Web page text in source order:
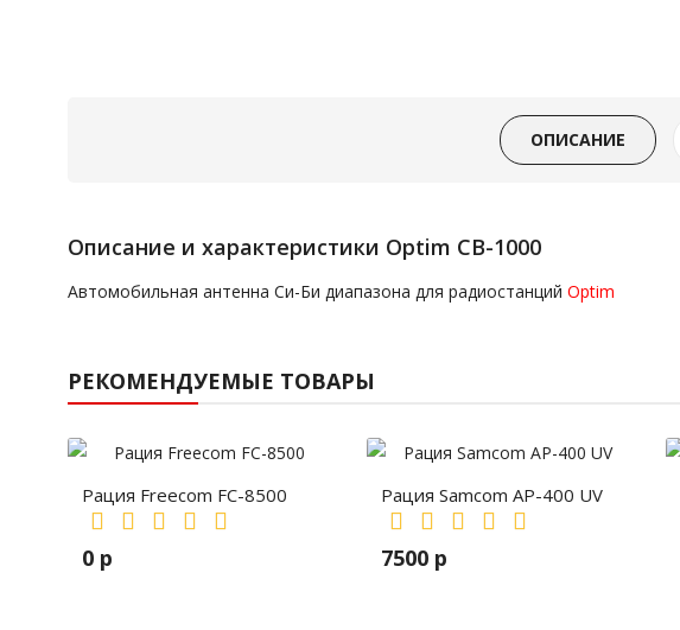
ОПИСАНИЕ
Описание и характеристики Optim CB-1000
Автомобильная антенна Си-Би диапазона для радиостанций Optim
РЕКОМЕНДУЕМЫЕ ТОВАРЫ
Рация Freecom FC-8500
0 р
Рация Samcom AP-400 UV
7500 р